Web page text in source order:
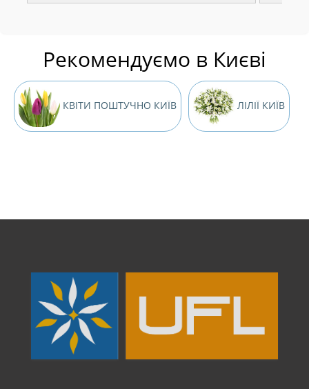
Рекомендуємо в Києві
КВІТИ ПОШТУЧНО КИЇВ ЛІЛІЇ КИЇВ